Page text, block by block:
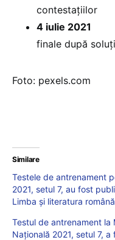
contestațiilor
4 iulie 2021
finale după
Foto: pexels.com
Similare
Testele de antrenament
2021, setul 7, au fost
Limba și literatura română
Testul de antrenament la
Națională 2021, setul 7,